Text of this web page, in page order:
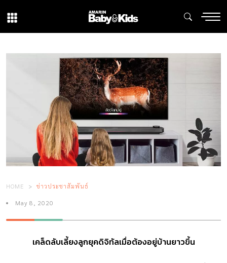
HOME ข่าวประชาสัมพันธ์
May 8, 2020
เคล็ดลับเลี้ยงลูกยุคดิจิทัลเมื่อต้องอยู่บ้านยาวขึ้น